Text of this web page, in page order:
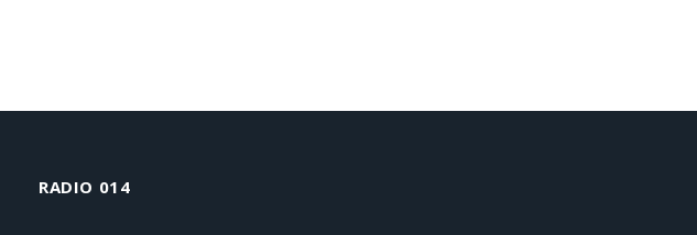
RADIO 014